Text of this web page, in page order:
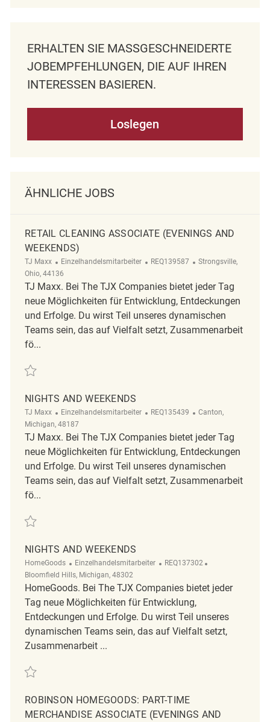
ERHALTEN SIE MASSGESCHNEIDERTE J
OBEMPFEHLUNGEN, DIE AUF IHREN I
NTERESSEN BASIEREN.
Loslegen
ÄHNLICHE JOBS
RETAIL CLEANING ASSOCIATE (EVENINGS AND
WEEKENDS)
TJ Maxx Kategorie
Einzelhandelsmitarbeiter ReqId
REQ139587 Ort
Strongsville,
Ohio, 44136
TJ Maxx. Bei The TJX Companies bietet jeder Tag
neue Möglichkeiten für Entwicklung, Entdeckungen
und Erfolge. Du wirst Teil unseres dynamischen
Teams sein, das auf Vielfalt setzt, Zusammenarbeit
fö...
Retten Retail Cleaning Associate (Evenings and Weekends) REQ139587
NIGHTS AND WEEKENDS
TJ Maxx Kategorie
Einzelhandelsmitarbeiter ReqId
REQ135439 Ort
Canton,
Michigan, 48187
TJ Maxx. Bei The TJX Companies bietet jeder Tag
neue Möglichkeiten für Entwicklung, Entdeckungen
und Erfolge. Du wirst Teil unseres dynamischen
Teams sein, das auf Vielfalt setzt, Zusammenarbeit
fö...
Retten Nights and Weekends REQ135439
NIGHTS AND WEEKENDS
HomeGoods Kategorie
Einzelhandelsmitarbeiter ReqId
REQ137302
Bloomfield Hills, Michigan, 48302
HomeGoods. Bei The TJX Companies bietet jeder
Tag neue Möglichkeiten für Entwicklung,
Entdeckungen und Erfolge. Du wirst Teil unseres
dynamischen Teams sein, das auf Vielfalt setzt,
Zusammenarbeit ...
Retten Nights and Weekends REQ137302
ROBINSON HOMEGOODS: PART-TIME
MERCHANDISE ASSOCIATE (EVENINGS AND